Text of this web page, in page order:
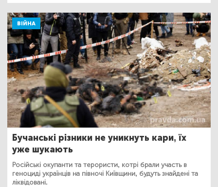
ВІЙНА
Бучанські різники не уникнуть кари, їх
уже шукають
Російські окупанти та терористи, котрі брали участь в
геноциді українців на півночі Київщини, будуть знайдені та
ліквідовані.